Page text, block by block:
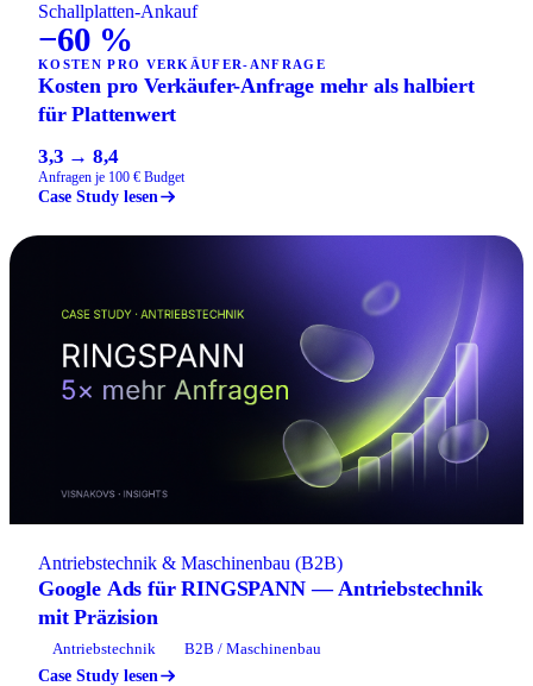
Schallplatten-Ankauf
−60 %
KOSTEN PRO VERKÄUFER-ANFRAGE
Kosten pro Verkäufer-Anfrage mehr als halbiert
für Plattenwert
3,3 → 8,4
Anfragen je 100 € Budget
Case Study lesen
Antriebstechnik & Maschinenbau (B2B)
Google Ads für RINGSPANN — Antriebstechnik
mit Präzision
Antriebstechnik B2B / Maschinenbau
Case Study lesen